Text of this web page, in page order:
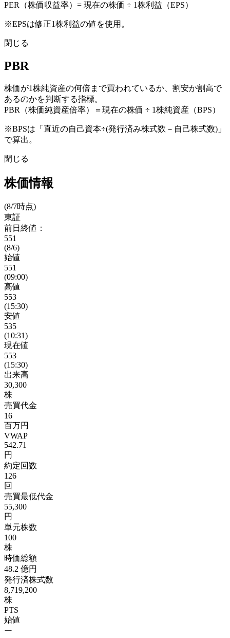
PER（株価収益率）= 現在の株価 ÷ 1株利益（EPS）
※EPSは修正1株利益の値を使用。
閉じる
PBR
株価が1株純資産の何倍まで買われているか、割安か割高で
あるのかを判断する指標。
PBR（株価純資産倍率）＝現在の株価 ÷ 1株純資産（BPS）
※BPSは「直近の自己資本÷(発行済み株式数－自己株式数)」
で算出。
閉じる
株価情報
(8/7時点)
東証
前日終値：
551
(8/6)
始値
551
(09:00)
高値
553
(15:30)
安値
535
(10:31)
現在値
553
(15:30)
出来高
30,300
株
売買代金
16
百万円
VWAP
542.71
円
約定回数
126
回
売買最低代金
55,300
円
単元株数
100
株
時価総額
48.2 億円
発行済株式数
8,719,200
株
PTS
始値
ー